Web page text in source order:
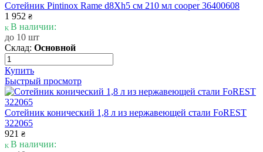
Сотейник Pintinox Rame d8Xh5 см 210 мл cooper 36400608
1 952 ₴
В наличии:
до 10 шт
Склад: Основной
Купить
Быстрый просмотр
Сотейник конический 1,8 л из нержавеющей стали FoREST
322065
921 ₴
В наличии: